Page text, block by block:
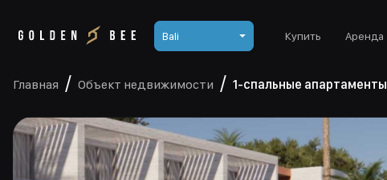
Bali Купить Аренда
Главная Объект недвижимости 1-спальные апартаменты